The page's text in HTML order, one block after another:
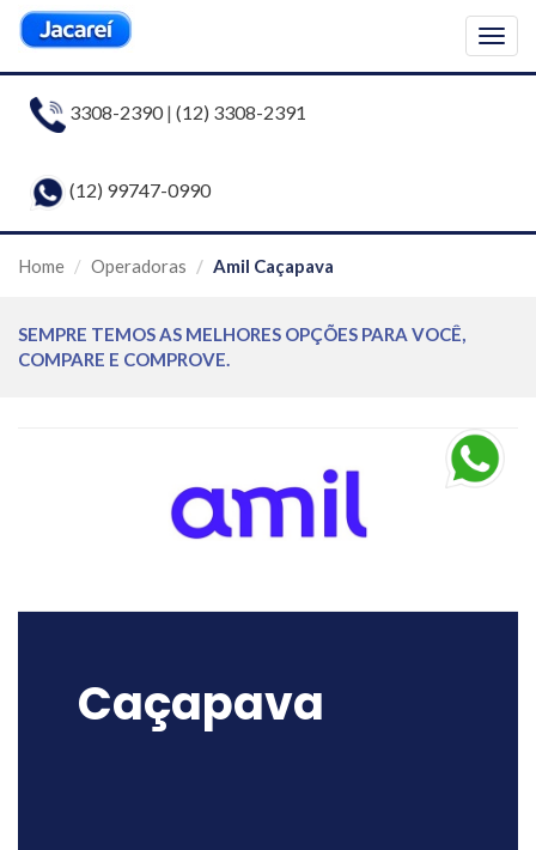
3308-2390| (12) 3308-2391
(12) 99747-0990
Home Operadoras Amil Caçapava
SEMPRE TEMOS AS MELHORES OPÇÕES PARA VOCÊ,
COMPARE E COMPROVE.
Caçapava